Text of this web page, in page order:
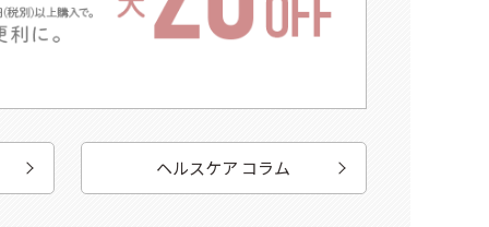
ヘルスケア コラム